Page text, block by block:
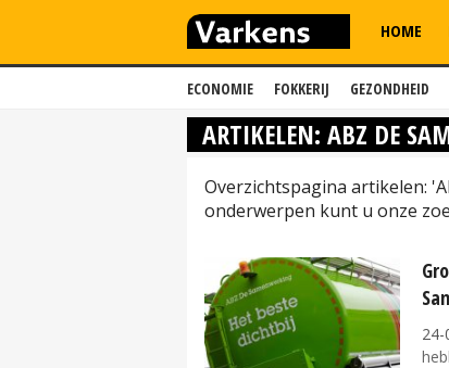
ECONOMIE FOKKERIJ GEZONDHEID
HOME
ARTIKELEN: ABZ DE
Overzichtspagina artikelen:
onderwerpen kunt u onze
24-